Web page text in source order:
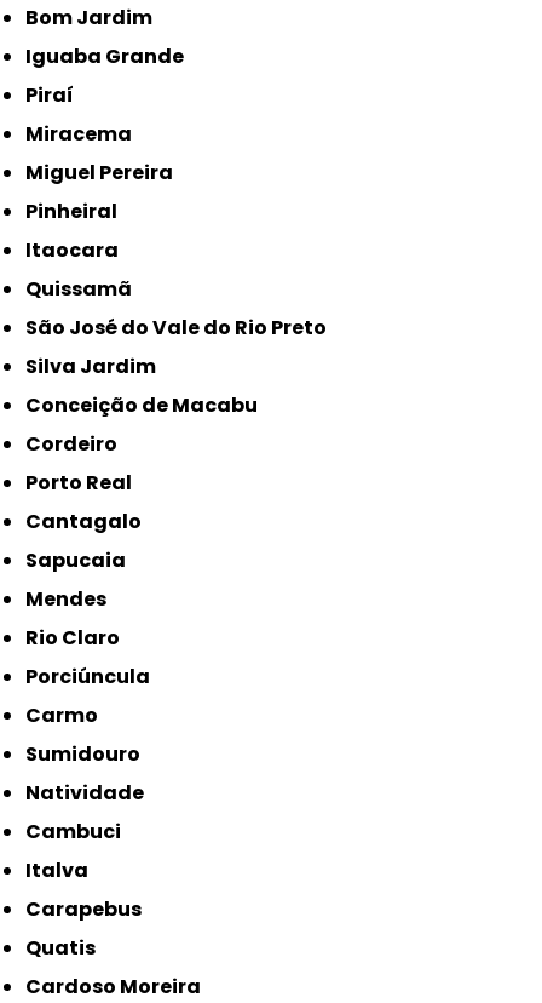
Bom Jardim
Iguaba Grande
Piraí
Miracema
Miguel Pereira
Pinheiral
Itaocara
Quissamã
São José do Vale do Rio Preto
Silva Jardim
Conceição de Macabu
Cordeiro
Porto Real
Cantagalo
Sapucaia
Mendes
Rio Claro
Porciúncula
Carmo
Sumidouro
Natividade
Cambuci
Italva
Carapebus
Quatis
Cardoso Moreira